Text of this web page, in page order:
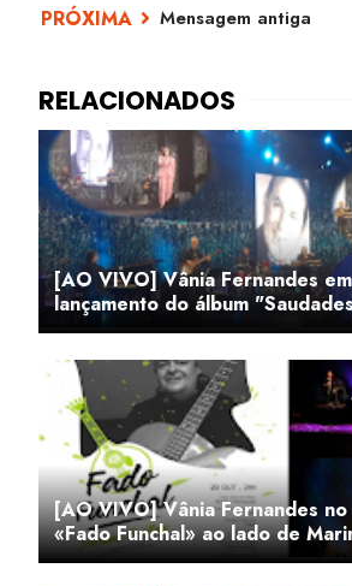
Mensagem antiga
[AO VIVO] Vânia Fernandes
lançamento do álbum
[AO VIVO] Vânia Fernandes
«Fado Funchal» ao lado de